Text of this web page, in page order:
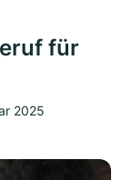
für
2025